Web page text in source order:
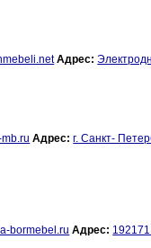
Адрес:
Адрес: г. Санкт-
bormebel.ru Адрес: